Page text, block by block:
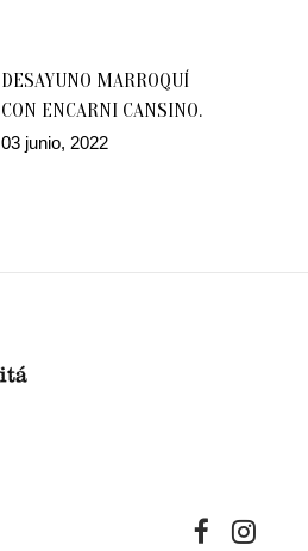
DESAYUNO MARROQUÍ
CON ENCARNI CANSINO.
03 junio, 2022